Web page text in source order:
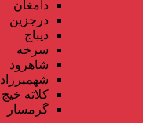
دامغان
درجزین
دیباج
سرخه
شاهرود
شهمیرزاد
کلاته خیج
گرمسار